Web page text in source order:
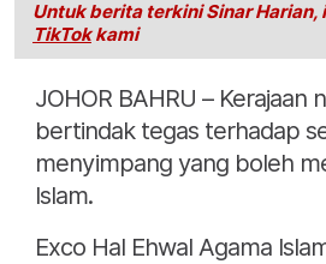
Untuk berita terkini Sinar Harian,
TikTokkami
JOHOR BAHRU – Kerajaan
bertindak tegas terhadap
menyimpang yang boleh
Islam.
Exco Hal Ehwal Agama